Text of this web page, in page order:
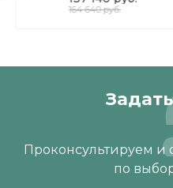
Подростковая
Проконсультируем и
по